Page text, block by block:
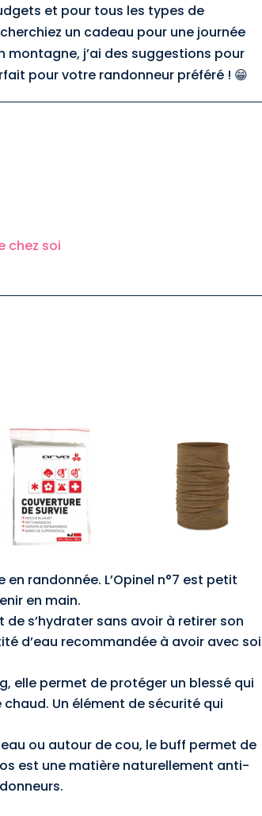
et pour tous les types de
un cadeau pour une journée
montagne, j’ai des suggestions pour
pour votre randonneur préféré ! 😁
chez soi
randonnée. L’Opinel n°7 est petit
en main.
s’hydrater sans avoir à retirer son
d’eau recommandée à avoir avec soi
elle permet de protéger un blessé qui
Un élément de sécurité qui
ou autour de cou, le buff permet de
est une matière naturellement anti-